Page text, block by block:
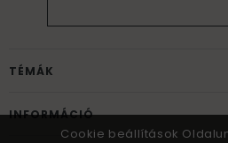
TÉMÁK
INFORMÁCIÓ
Cookie beállítások